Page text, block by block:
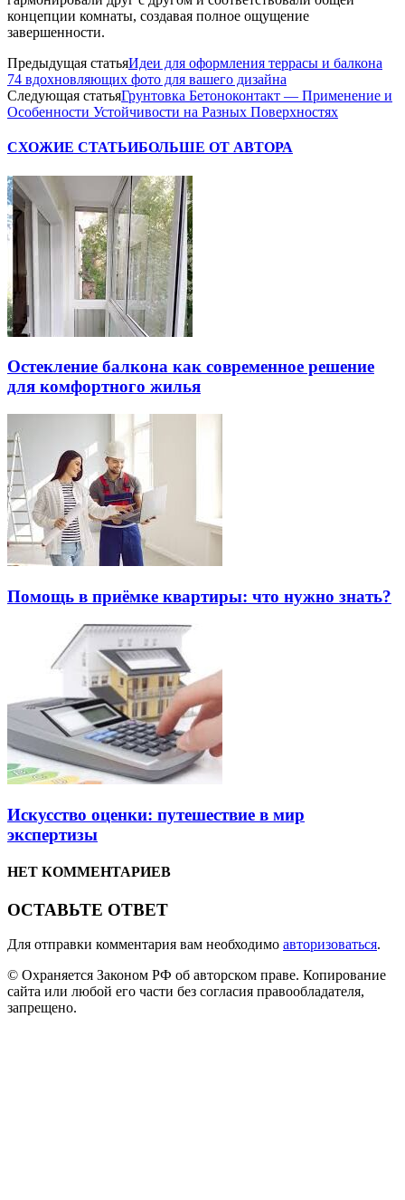
концепции комнаты, создавая полное ощущение
завершенности.
Предыдущая статьяИдеи для оформления террасы и балкона
74 вдохновляющих фото для вашего дизайна
Следующая статьяГрунтовка Бетоноконтакт — Применение и
Особенности Устойчивости на Разных Поверхностях
СХОЖИЕ СТАТЬИБОЛЬШЕ ОТ АВТОРА
Остекление балкона как современное решение
для комфортного жилья
Помощь в приёмке квартиры: что нужно знать?
Искусство оценки: путешествие в мир
экспертизы
НЕТ КОММЕНТАРИЕВ
ОСТАВЬТЕ ОТВЕТ
Для отправки комментария вам необходимо авторизоваться.
© Охраняется Законом РФ об авторском праве. Копирование
сайта или любой его части без согласия правообладателя,
запрещено.